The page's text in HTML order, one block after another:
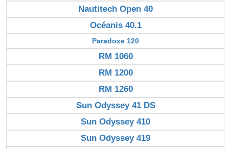
Nautitech Open 40
Océanis 40.1
Paradoxe 120
RM 1060
RM 1200
RM 1260
Sun Odyssey 41 DS
Sun Odyssey 410
Sun Odyssey 419